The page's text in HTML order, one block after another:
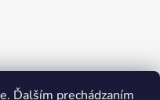
Ďalším prechádzaním